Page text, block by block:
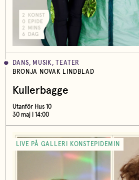
DANS, MUSIK, TEATER
BRONJA NOVAK LINDBLAD
Kullerbagge
Utanför Hus 10
30 maj | 14:00
LIVE PÅ GALLERI KONSTEPIDEMIN